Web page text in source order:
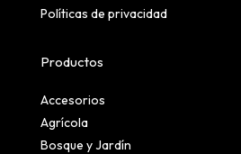
Políticas de privacidad
Productos
Accesorios
Agrícola
Bosque y Jardín